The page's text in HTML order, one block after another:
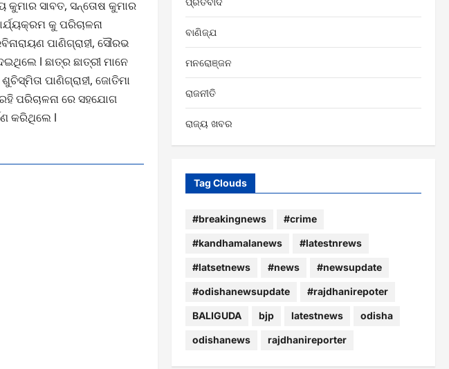
ସାବତ, ସନ୍ତୋଷ କୁମାର
କୁ ପରିଚାଳନା
ପାଣିଗ୍ରାହୀ, ସୌରଭ
l ଛାତ୍ର ଛାତ୍ରୀ ମାନେ
ପାଣିଗ୍ରାହୀ, ଜୋତିମା
ପରିଚାଳନା ରେ ସହଯୋଗ
କରିଥିଲେ l
ବାଣିଜ୍ଯ
ମନରୋଞ୍ଜନ
ରାଜନୀତି
ରାଜ୍ୟ ଖବର
Tag Clouds
#breakingnews #crime
#kandhamalanews #latestnrews
#latsetnews #news #newsupdate
#odishanewsupdate #rajdhanirepoter
BALIGUDA bjp latestnews odisha
odishanews rajdhanireporter